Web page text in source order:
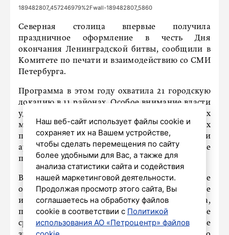
189482807_457246979%2Fwall-189482807_5860
Северная столица впервые получила
праздничное оформление в честь Дня
окончания Ленинградской битвы, сообщили в
Комитете по печати и взаимодействию со СМИ
Петербурга.
Программа в этом году охватила 21 городскую
локацию в 11 районах. Особое внимание власти
уделили подземке: на станциях и в вагонах
метрополитена разместили 770 тематических
плакатов. Для пассажиров подготовили и
аудиопоздравления, которые звучат в эфире
подземной транспортной сети.
В ведомстве подчеркнули, что подобное
оформление – важный вклад в сохранение
исторической памяти. Для Петербурга,
пережившего ужасы блокады и ожесточенные
сражения за город, этот день имеет сакральное
Наш веб-сайт использует файлы cookie и
сохраняет их на Вашем устройстве,
чтобы сделать перемещения по сайту
более удобными для Вас, а также для
анализа статистики сайта и содействия
нашей маркетинговой деятельности.
Продолжая просмотр этого сайта, Вы
соглашаетесь на обработку файлов
cookie в соответствии с Политикой
использования АО «Петроцентр» файлов